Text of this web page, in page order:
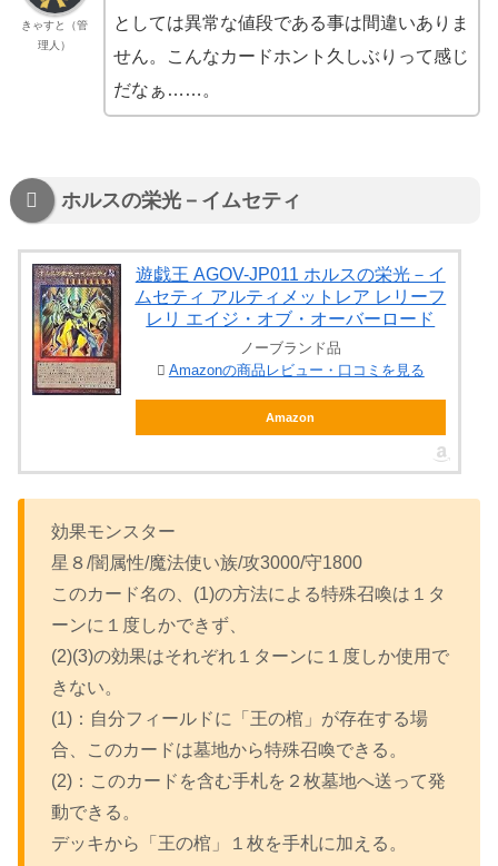
きゃすと（管
理人）
としては異常な値段である事は間違いありま
せん。こんなカードホント久しぶりって感じ
だなぁ……。
ホルスの栄光－イムセティ
遊戯王 AGOV-JP011 ホルスの栄光－イ
ムセティ アルティメットレア レリーフ
レリ エイジ・オブ・オーバーロード
ノーブランド品
Amazonの商品レビュー・口コミを見る
Amazon
効果モンスター
星８/闇属性/魔法使い族/攻3000/守1800
このカード名の、(1)の方法による特殊召喚は１タ
ーンに１度しかできず、
(2)(3)の効果はそれぞれ１ターンに１度しか使用で
きない。
(1)：自分フィールドに「王の棺」が存在する場
合、このカードは墓地から特殊召喚できる。
(2)：このカードを含む手札を２枚墓地へ送って発
動できる。
デッキから「王の棺」１枚を手札に加える。